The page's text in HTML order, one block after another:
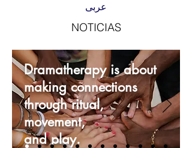
عربى
NOTICIAS
Dramatherapy is about
making connections
through ritual,
movement,
and play.